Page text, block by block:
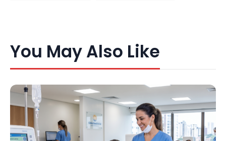
You May Also Like